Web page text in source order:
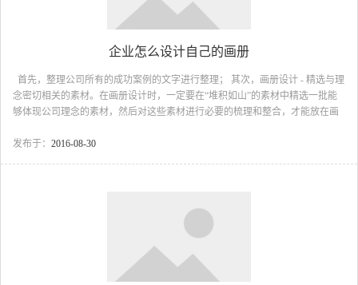
企业怎么设计自己的画册
首先，整理公司所有的成功案例的文字进行整理； 其次，画册设计 - 精选与理
念密切相关的素材。在画册设计时，一定要在“堆积如山”的素材中精选一批能
够体现公司理念的素材，然后对这些素材进行必要的梳理和整合，才能放在画
册的基础，也不能有丝毫轻视。我们知道，如今已经是“读图”时代，很多场合
发布于： 2016-08-30